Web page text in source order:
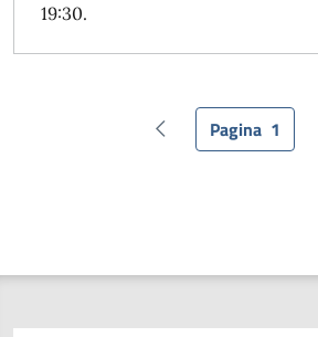
19:30.
Pagina precedente
Pagina
Pagina 1